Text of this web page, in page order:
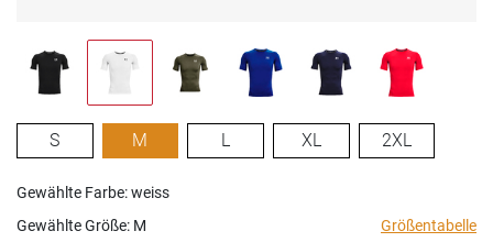
S M L XL 2XL
Gewählte Farbe: weiss
Gewählte Größe: M Größentabelle